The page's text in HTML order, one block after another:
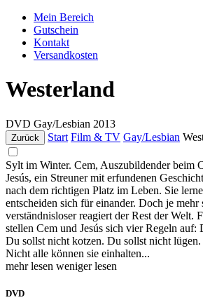
Mein Bereich
Gutschein
Kontakt
Versandkosten
Westerland
DVD Gay/Lesbian 2013
Zurück Start Film & TV Gay/Lesbian
Sylt im Winter. Cem, Auszubildender beim
Jesús, ein Streuner mit erfundenen
nach dem richtigen Platz im Leben. Sie
entscheiden sich für einander. Doch je mehr
verständnisloser reagiert der Rest der Welt.
stellen Cem und Jesús sich vier Regeln
Du sollst nicht kotzen. Du sollst nicht
Nicht alle können sie einhalten...
mehr lesen weniger lesen
DVD